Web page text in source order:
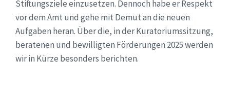
Stiftungsziele einzusetzen. Dennoch habe er Respekt
vor dem Amt und gehe mit Demut an die neuen
Aufgaben heran. Über die, in der Kuratoriumssitzung,
beratenen und bewilligten Förderungen 2025 werden
wir in Kürze besonders berichten.